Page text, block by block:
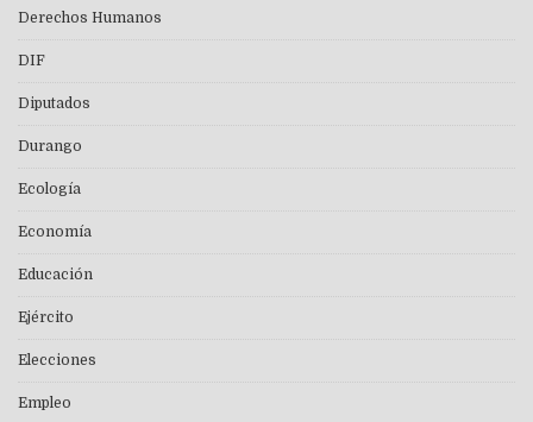
Derechos Humanos
DIF
Diputados
Durango
Ecología
Economía
Educación
Ejército
Elecciones
Empleo